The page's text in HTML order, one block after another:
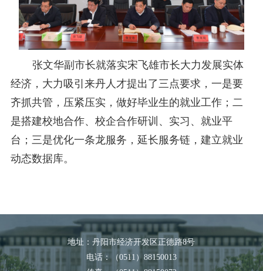
张文华副市长就落实宋飞雄市长大力发展实体
经济，大力吸引来丹人才提出了三点要求，一是要
齐抓共管，压紧压实，做好毕业生的就业工作；二
是搭建校地合作、校企合作研训、实习、就业平
台；三是优化一条龙服务 ， 延长服务链，建立就业
动态数据库。
地址：丹阳市经济开发区正德路8号
电话：（0511）88150013